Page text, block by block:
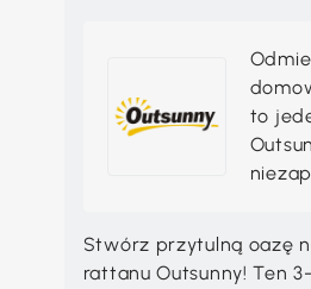
to
Stwórz przytulną oazę
rattanu Outsunny! Ten